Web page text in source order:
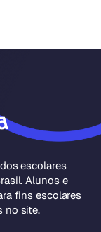
escolares
Alunos e
fins escolares
no site.